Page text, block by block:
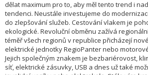
dělat maximum pro to, aby měl tento trend i
tendenci. Neustále investujeme do
do zlepšování služeb. Cestování vlakem je
ekologické. Revoluční obměnu zažívá
téměř všech regionů v republice přicházejí
elektrické jednotky RegioPanter nebo
Jejich společným znakem je bezbariérovost,
síť, elektrické zásuvky, USB a dnes už také